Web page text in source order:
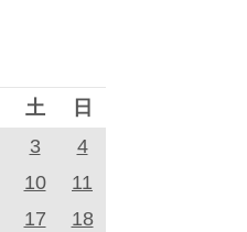
土
日
3
4
10
11
17
18